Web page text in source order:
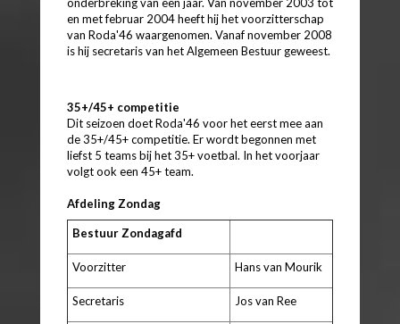
en met februar 2004 heeft hij het voorzitterschap
van Roda'46 waargenomen. Vanaf november 2008
is hij secretaris van het Algemeen Bestuur geweest.
35+/45+ competitie
Dit seizoen doet Roda'46 voor het eerst mee aan
de 35+/45+ competitie. Er wordt begonnen met
liefst 5 teams bij het 35+ voetbal. In het voorjaar
volgt ook een 45+ team.
Afdeling Zondag
Bestuur Zondagafd
Voorzitter Hansvan Mourik
Secretaris Jos van Ree